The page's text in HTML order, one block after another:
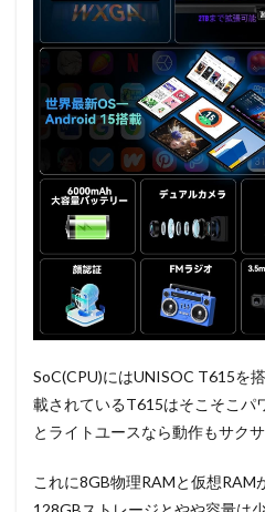
SoC(CPU)にはUNISOC T615を
載されているT615はそこそこパ
とライトユースなら動作もサクサ
これに8GB物理RAMと仮想RAM